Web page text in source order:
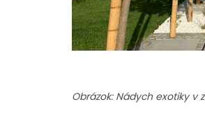
Obrázok: Nádych exotiky v